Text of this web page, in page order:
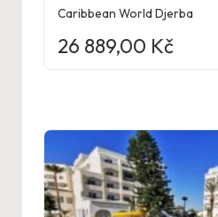
Caribbean World Djerba
26 889,00 Kč